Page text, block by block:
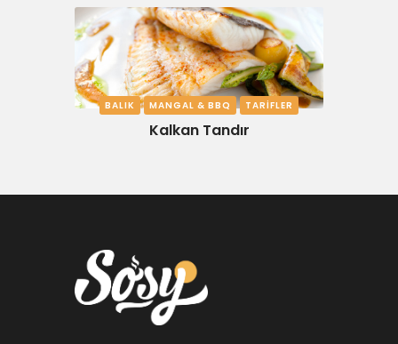
BALIK MANGAL & BBQ TARIFLER
Kalkan Tandır